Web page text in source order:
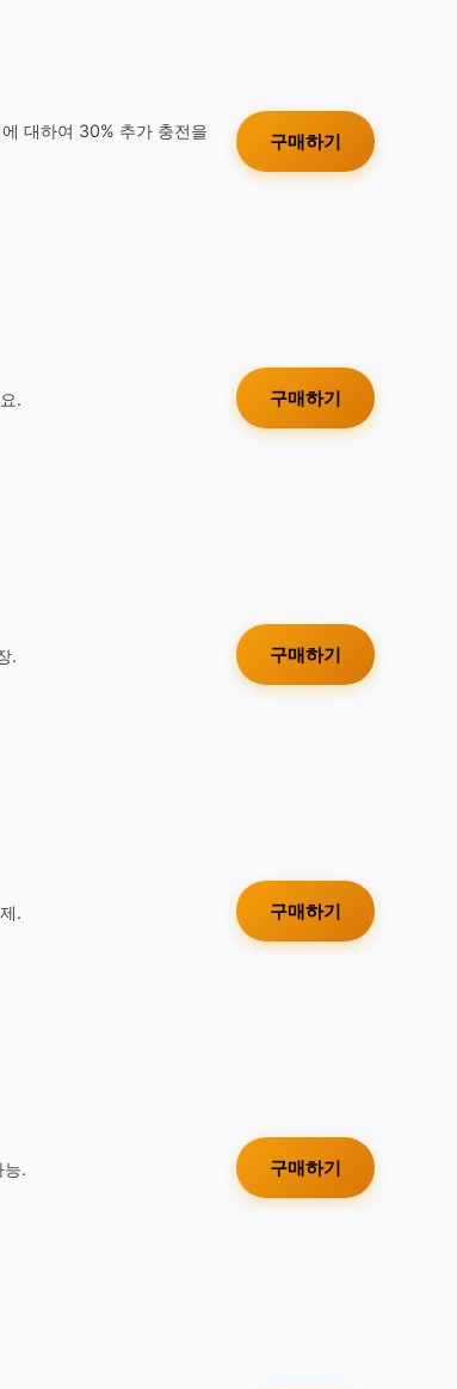
대하여 30% 추가 충전을
구매하기
.
구매하기
.
구매하기
.
구매하기
능.
구매하기